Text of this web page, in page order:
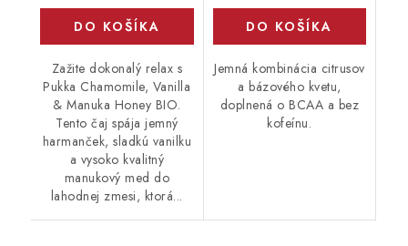
DO KOŠÍKA
Zažite dokonalý relax s
Pukka Chamomile, Vanilla
& Manuka Honey BIO.
Tento čaj spája jemný
harmanček, sladkú vanilku
a vysoko kvalitný
manukový med do
lahodnej zmesi, ktorá...
DO KOŠÍKA
Jemná kombinácia citrusov
a bázového kvetu,
doplnená o BCAA a bez
kofeínu.